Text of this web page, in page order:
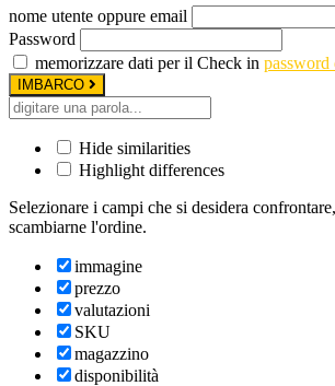
nome utente oppure email
Password
memorizzare dati per il Check in password
IMBARCO
Hide similarities
Highlight differences
Selezionare i campi che si desidera
scambiarne l'ordine.
immagine
prezzo
valutazioni
SKU
magazzino
disponibilità